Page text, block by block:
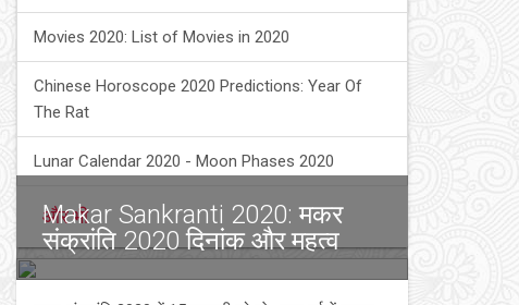
Movies 2020: List of Movies in 2020
Chinese Horoscope 2020 Predictions: Year Of
The Rat
Lunar Calendar 2020 - Moon Phases 2020
और भी
Makar Sankranti 2020: मकर
संक्रांति 2020 दिनांक और महत्व